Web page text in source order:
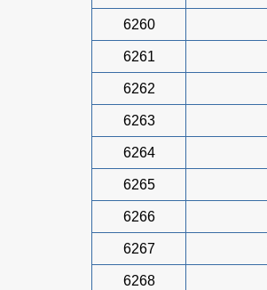
6260
6261
6262
6263
6264
6265
6266
6267
6268